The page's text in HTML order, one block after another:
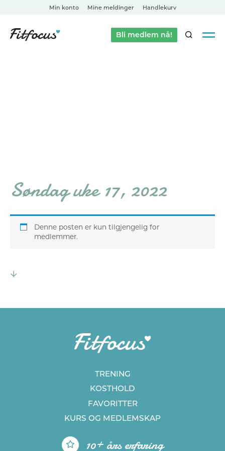
Min konto Mine meldinger Handlekurv
Bli medlem nå!SØK
Søndag uke 17, 2022
Denne posten er kun tilgjengelig for
medlemmer.
TRENING
KOSTHOLD
FAVORITTER
KURS OG MEDLEMSKAP
10+ års erfaring